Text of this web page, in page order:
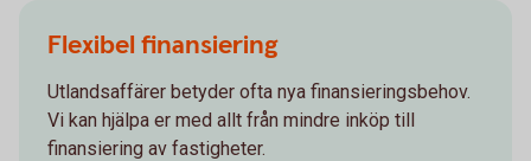
Flexibel finansiering
Utlandsaffärer betyder ofta nya finansieringsbehov.
Vi kan hjälpa er med allt från mindre inköp till
finansiering av fastigheter.